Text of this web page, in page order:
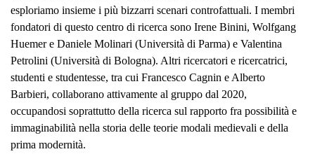
esploriamo insieme i più bizzarri scenari controfattuali. I membri
fondatori di questo centro di ricerca sono Irene Binini, Wolfgang
Huemer e Daniele Molinari (Università di Parma) e Valentina
Petrolini (Università di Bologna). Altri ricercatori e ricercatrici,
studenti e studentesse, tra cui Francesco Cagnin e Alberto
Barbieri, collaborano attivamente al gruppo dal 2020,
occupandosi soprattutto della ricerca sul rapporto fra possibilità e
immaginabilità nella storia delle teorie modali medievali e della
prima modernità.